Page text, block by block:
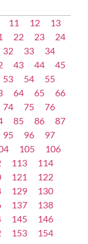
11 12
13
22 23
24
32 33
34
43 44
45
53 54
55
64 65
66
74 75
76
85 86
87
95 96
97
105
106
113
114
121
122
129
130
137
138
145
146
153
154